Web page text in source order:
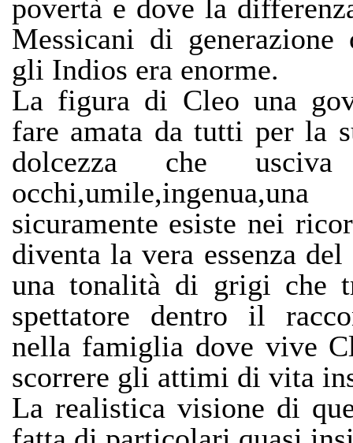
povertà e dove la
Messicani di generazione
gli Indios era enorme.
La figura di Cleo una
fare amata da tutti per la
dolcezza che
sicuramente esiste nei
diventa la vera essenza
una tonalità di grigi che
spettatore dentro il
nella famiglia dove vive
scorrere gli attimi di vita
La realistica visione di